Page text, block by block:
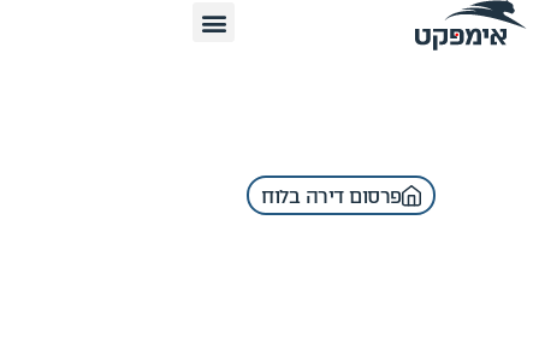
לתוכן
פרסום דירה בלוח